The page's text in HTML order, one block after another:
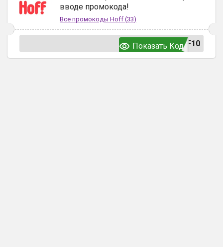
вводе промокода!
Все промокоды Hoff (33)
F10
Показать Код